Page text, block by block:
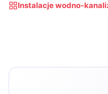
Instalacje wodno-